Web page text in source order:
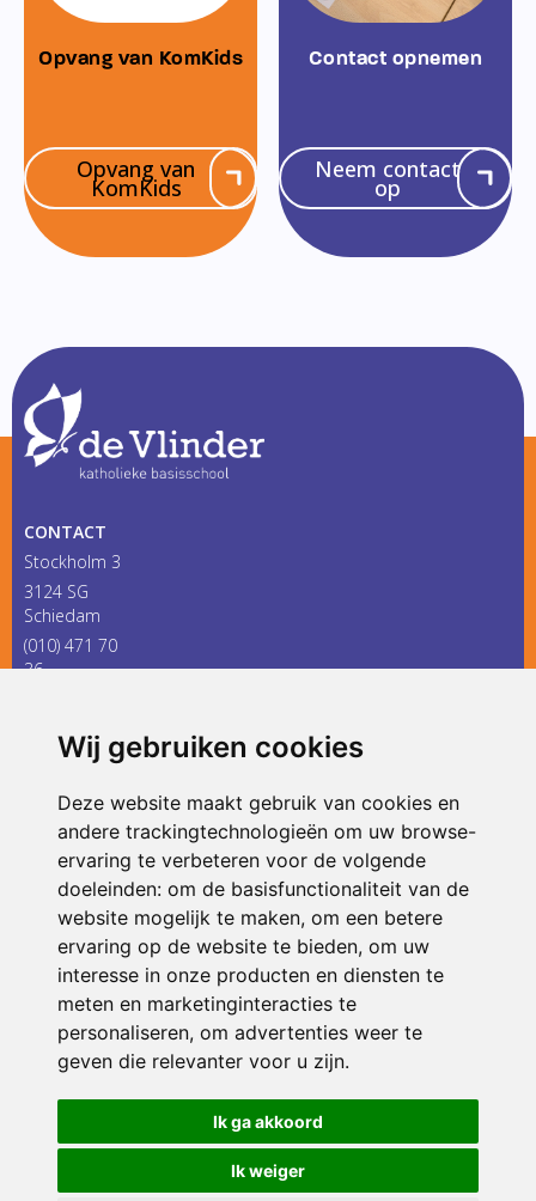
Wij gebruiken cookies
Deze website maakt gebruik van cookies en
andere trackingtechnologieën om uw browse-
ervaring te verbeteren voor de volgende
doeleinden: om de basisfunctionaliteit van de
website mogelijk te maken, om een betere
ervaring op de website te bieden, om uw
interesse in onze producten en diensten te
meten en marketinginteracties te
personaliseren, om advertenties weer te
geven die relevanter voor u zijn.
Ik ga akkoord
Ik weiger
Opvang van KomKids
Opvang van
KomKids
Contact opnemen
Neem contact
op
CONTACT
Stockholm 3
3124 SG
Schiedam
(010) 471 70
36
ONDERDEEL VAN
© 2026 De Vlinder | Alle rechten voorbehouden
Privacy policy|Disclaimer| Klachtenregeling|RSIN en Anbi
voorkeuren
Crealisatie The MindOffice